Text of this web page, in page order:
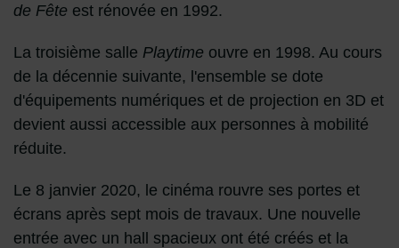
de Fête est rénovée en 1992.
La troisième salle Playtime ouvre en 1998. Au cours
de la décennie suivante, l'ensemble se dote
d'équipements numériques et de projection en 3D et
devient aussi accessible aux personnes à mobilité
réduite.
Le 8 janvier 2020, le cinéma rouvre ses portes et
écrans après sept mois de travaux. Une nouvelle
entrée avec un hall spacieux ont été créés et la